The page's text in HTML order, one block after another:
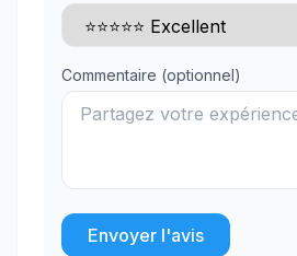
Commentaire (optionnel)
Envoyer l'avis